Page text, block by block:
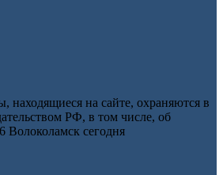
находящиеся на сайте, охраняются в
РФ, в том числе, об
Волоколамск сегодня